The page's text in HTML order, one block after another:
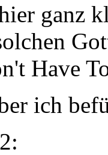
ganz
Have
ich